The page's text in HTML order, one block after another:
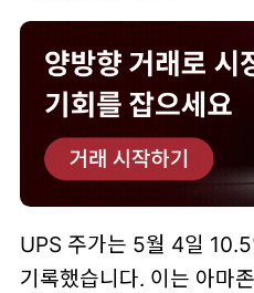
UPS 주가는 5월 4일
기록했습니다. 이는 아마